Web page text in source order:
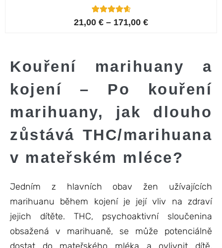
Hodnoceno
4.75
4
21,00 € – 171,00 €
Kouření marihuany a
kojení – Po kouření
marihuany, jak dlouho
zůstává THC/marihuana
v mateřském mléce?
Jedním z hlavních obav žen užívajících
marihuanu během kojení je její vliv na zdraví
jejich dítěte. THC, psychoaktivní sloučenina
obsažená v marihuaně, se může potenciálně
dostat do mateřského mléka a ovlivnit dítě.